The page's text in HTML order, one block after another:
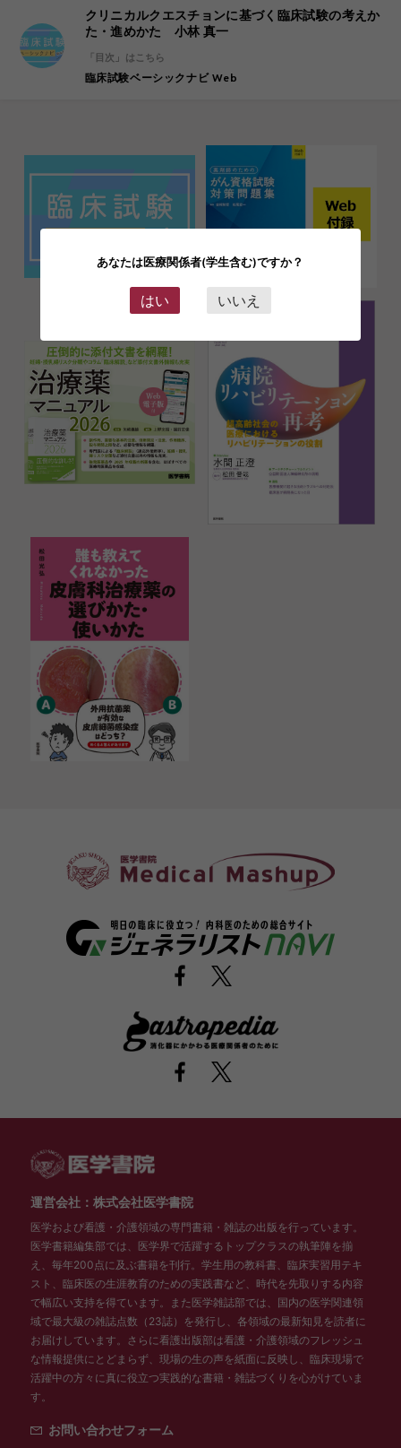
クリニカルクエスチョンに基づく臨床試験の考えか
た・進めかた 小林 真一
「目次」はこちら
臨床試験ベーシックナビ Web
運営会社：株式会社医学書院
医学および看護・介護領域の専門書籍・雑誌の出版を行っています。
医学書籍編集部では、医学界で活躍するトップクラスの執筆陣を揃
え、毎年200点に及ぶ書籍を刊行。学生用の教科書、臨床実習用テキ
スト、臨床医の生涯教育のための実践書など、時代を先取りする内容
で幅広い支持を得ています。また医学雑誌部では、国内の医学関連領
域で最大級の雑誌点数（23誌）を発行し、各領域の最新知見を読者に
お届けしています。さらに看護出版部は看護・介護領域のフレッシュ
な情報提供にとどまらず、現場の生の声を紙面に反映し、臨床現場で
活躍中の方々に真に役立つ実践的な書籍・雑誌づくりを心がけていま
す。
お問い合わせフォーム
あなたは医療関係者(学生含む)ですか？
はい いいえ